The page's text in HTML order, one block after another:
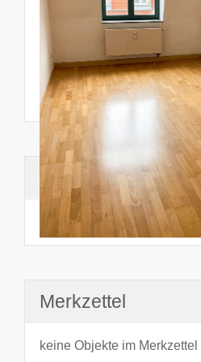
Suchhistorie
noch nichts angesehen
Merkzettel
keine Objekte im Merkzettel